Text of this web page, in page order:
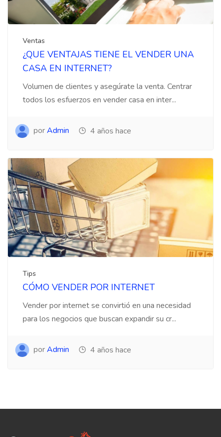
Ventas
¿QUE VENTAJAS TIENE EL VENDER UNA
CASA EN INTERNET?
Volumen de clientes y asegúrate la venta. Centrar
todos los esfuerzos en vender casa en inter...
porAdmin 4 años hace
Tips
CÓMO VENDER POR INTERNET
Vender por internet se convirtió en una necesidad
para los negocios que buscan expandir su cr...
porAdmin 4 años hace